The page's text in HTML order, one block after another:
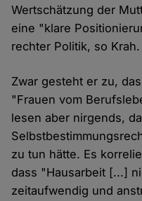
Wertschätzung der
eine "klare
rechter Politik, so Krah.
Zwar gesteht er zu,
"Frauen vom
lesen aber nirgends,
zu tun hätte. Es
dass "Hausarbeit [...]
zeitaufwendig und